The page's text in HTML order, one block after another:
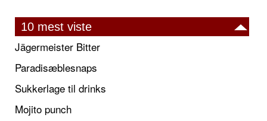
10 mest viste
Jägermeister Bitter
Paradisæblesnaps
Sukkerlage til drinks
Mojito punch